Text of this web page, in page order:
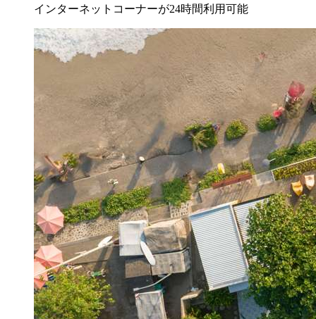
インターネットコーナーが24時間利用可能